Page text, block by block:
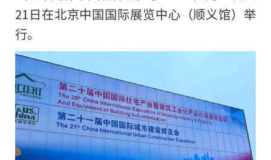
21日在北京中国国际展览中心（顺义馆）举
行。